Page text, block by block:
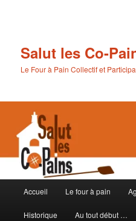
Salut les Co-
Le Four à Pain Collectif et
principal
Accueil Le four à pain
Historique Au tout début …